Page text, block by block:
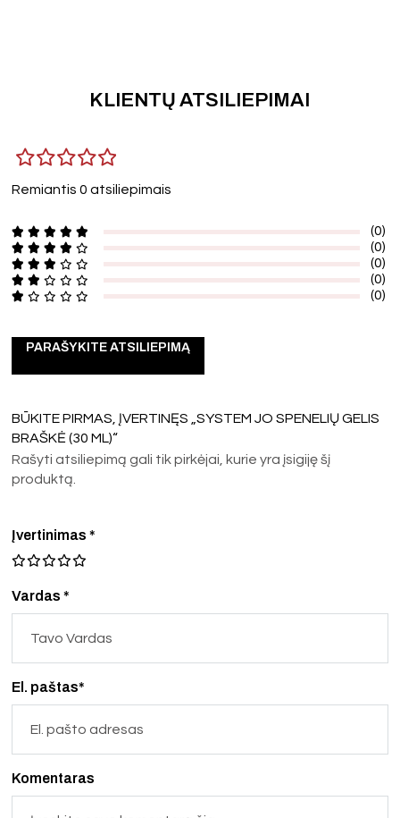
KLIENTŲ ATSILIEPIMAI
Remiantis 0 atsiliepimais
(0)
(0)
(0)
(0)
(0)
PARAŠYKITE ATSILIEPIMĄ
BŪKITE PIRMAS, ĮVERTINĘS „SYSTEM JO SPENELIŲ GELIS
BRAŠKĖ (30 ML)“
Rašyti atsiliepimą gali tik pirkėjai, kurie yra įsigiję šį
produktą.
Vardas *
El. paštas*
Įvertinimas*
Komentaras